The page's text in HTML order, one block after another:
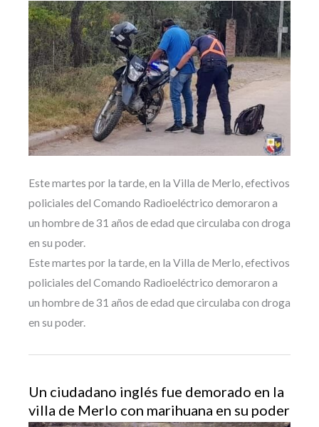
Este martes por la tarde, en la Villa de Merlo, efectivos
policiales del Comando Radioeléctrico demoraron a
un hombre de 31 años de edad que circulaba con droga
en su poder.
Este martes por la tarde, en la Villa de Merlo, efectivos
policiales del Comando Radioeléctrico demoraron a
un hombre de 31 años de edad que circulaba con droga
en su poder.
Un ciudadano inglés fue demorado en la
villa de Merlo con marihuana en su poder